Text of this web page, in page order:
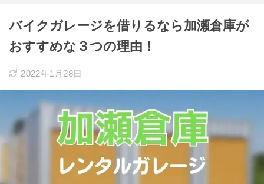
バイクガレージを借りるなら加瀬倉庫が
おすすめな３つの理由！
2022年1月28日